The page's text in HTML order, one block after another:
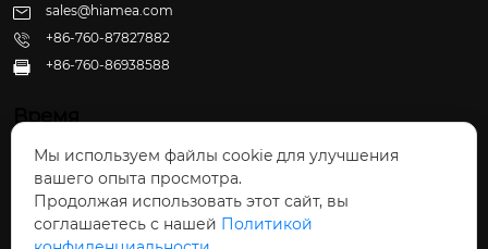
sales@hiamea.com
+86-760-87827882
 +86-760-86938588
Время
Пн - Пт: 09:30 - 22:00
Сб - Вс: 10:00 - 22:30
Мы используем файлы cookie для улучшения
вашего опыта просмотра.
Продолжая использовать этот сайт, вы
соглашаетесь с нашей Политикой